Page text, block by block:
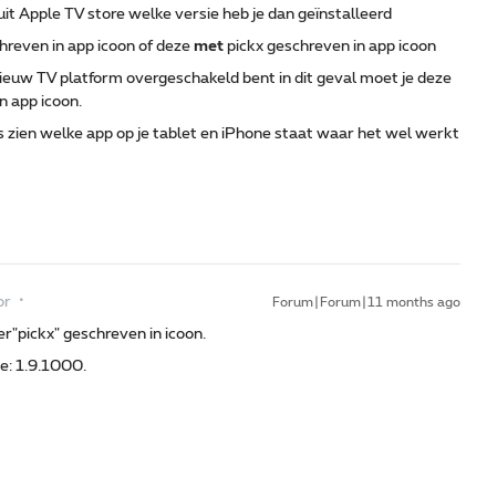
Apple TV store welke versie heb je dan geïnstalleerd
in app icoon of deze met pickx geschreven in app icoon
TV platform overgeschakeld bent in dit geval moet je deze
app icoon.
zien welke app op je tablet en iPhone staat waar het wel werkt
Forum|Forum|11 months ago
geschreven in icoon.
1.9.1000.